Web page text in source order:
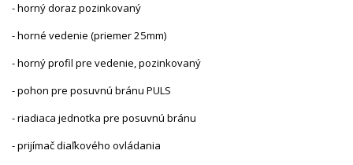
- horný doraz pozinkovaný
- horné vedenie (priemer 25mm)
- horný profil pre vedenie, pozinkovaný
- pohon pre posuvnú bránu PULS
- riadiaca jednotka pre posuvnú bránu
- prijímač diaľkového ovládania